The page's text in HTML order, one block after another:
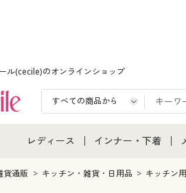
ル(cecile)のオンラインショップ
レディース
レディース通販すべて
インナー・下着
インナー・下着通販
貨通販 キッチン・雑貨・日用品 キッチン